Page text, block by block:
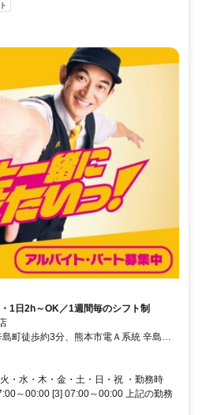
1日2h～OK／1週間毎のシフト制
町徒歩約3分、熊本市電Ａ系統 辛島町
本市電Ｂ系統 花畑町徒歩約6分 辛島町
市電Ｂ系統] 花畑町 [熊本市電Ａ系統] 花
・市役所前 [熊本市電Ａ系統]
・水・木・金・土・日・祝 ・勤務時
～00:00 [3] 07:00～00:00 上記の勤務